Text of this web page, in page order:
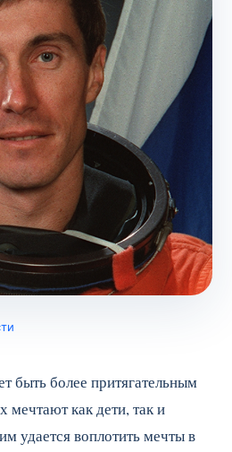
быть более притягательным
мечтают как дети, так и
удается воплотить мечты в